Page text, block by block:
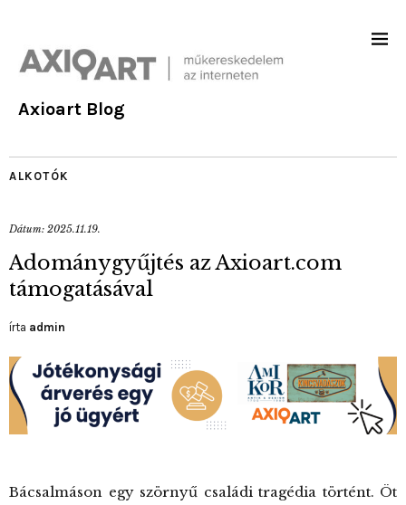
Axioart Blog
ALKOTÓK
Dátum: 2025.11.19.
Adománygyűjtés az Axioart.com
támogatásával
írta admin
Bácsalmáson egy szörnyű családi tragédia történt. Öt